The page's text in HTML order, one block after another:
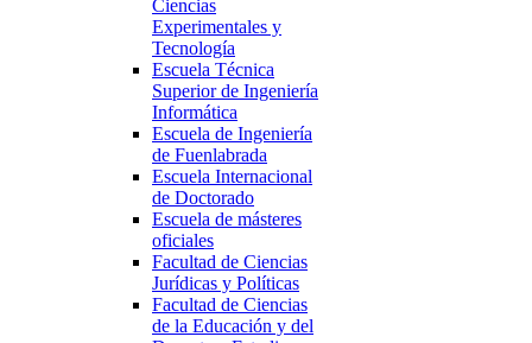
Ciencias
Experimentales y
Tecnología
Escuela Técnica
Superior de Ingeniería
Informática
Escuela de Ingeniería
de Fuenlabrada
Escuela Internacional
de Doctorado
Escuela de másteres
oficiales
Facultad de Ciencias
Jurídicas y Políticas
Facultad de Ciencias
de la Educación y del